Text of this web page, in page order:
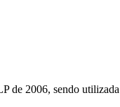
de 2006, sendo